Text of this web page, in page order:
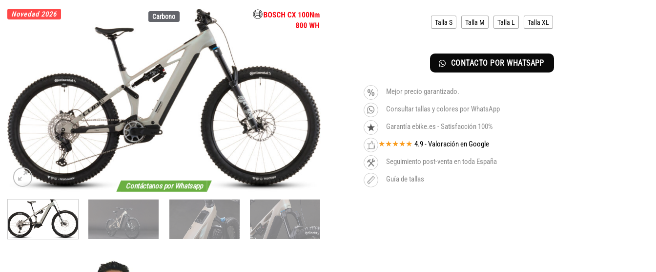
Carbono
Contáctanos por Whatsapp
Novedad 2026
Talla S Talla M Talla L Talla XL
CONTACTO POR WHATSAPP
Mejor precio garantizado.
Consultar tallas y colores por WhatsApp
Garantía ebike.es - Satisfacción 100%
★★★★★ 4.9 - Valoración en Google
Seguimiento post-venta en toda España
Guía de tallas